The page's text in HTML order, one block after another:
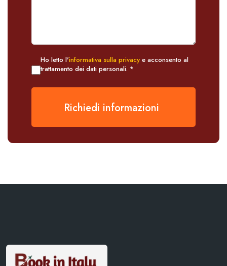
Ho letto l'informativa sulla privacy e acconsento al
trattamento dei dati personali. *
Richiedi informazioni